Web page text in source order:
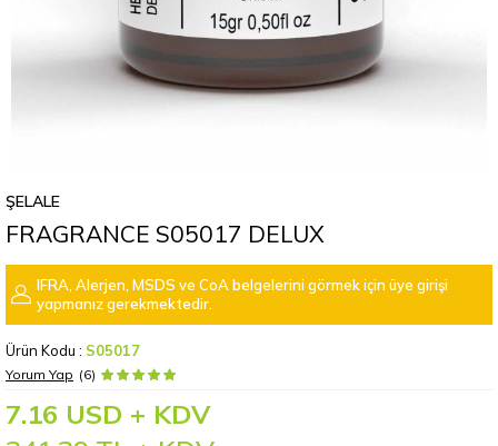
ŞELALE
FRAGRANCE S05017 DELUX
IFRA, Alerjen, MSDS ve CoA belgelerini görmek için üye girişi
yapmanız gerekmektedir.
Ürün Kodu : S05017
Yorum Yap (6)
7.16 USD + KDV